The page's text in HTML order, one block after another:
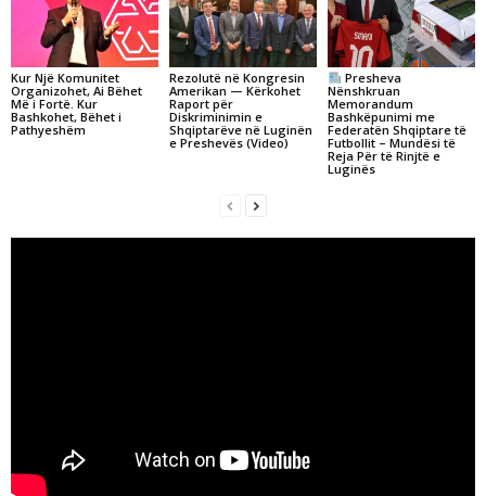
Kur Një Komunitet
Organizohet, Ai Bëhet
Më i Fortë. Kur
Bashkohet, Bëhet i
Pathyeshëm
Rezolutë në Kongresin
Amerikan — Kërkohet
Raport për
Diskriminimin e
Shqiptarëve në Luginën
e Preshevës (Video)
Presheva
Nënshkruan
Memorandum
Bashkëpunimi me
Federatën Shqiptare të
Futbollit – Mundësi të
Reja Për të Rinjtë e
Luginës